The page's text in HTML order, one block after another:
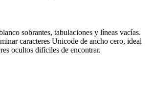
sobrantes, tabulaciones y líneas vacías.
caracteres Unicode de ancho cero, ideal
ocultos difíciles de encontrar.